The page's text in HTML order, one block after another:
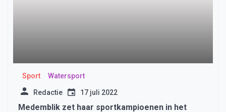
Sport Watersport
Redactie 17 juli 2022
Medemblik zet haar sportkampioenen in het